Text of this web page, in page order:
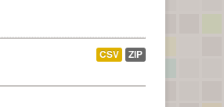
CSV ZIP